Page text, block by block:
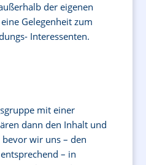
der eigenen
Gelegenheit zum
Interessenten.
mit einer
dann den Inhalt und
wir uns – den
– in